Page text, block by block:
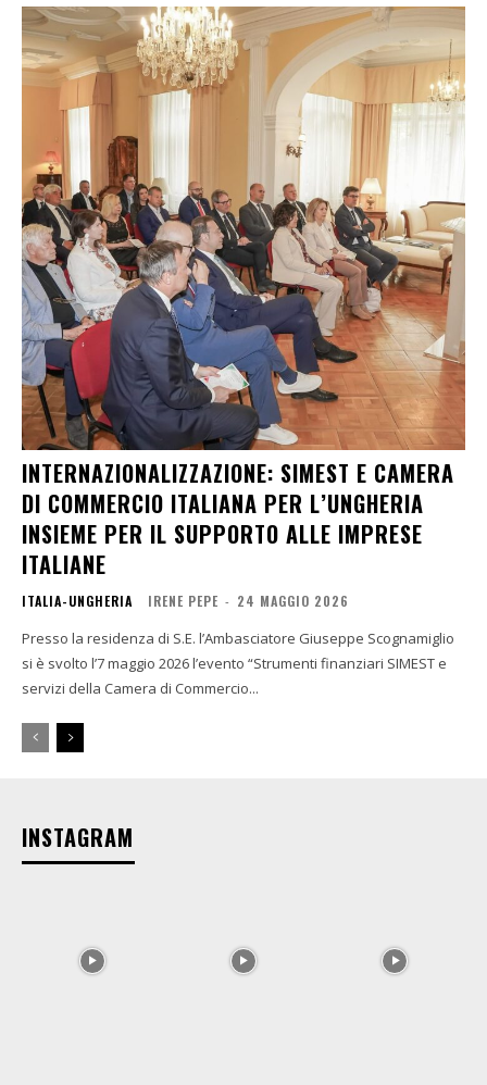
INTERNAZIONALIZZAZIONE: SIMEST E CAMERA
DI COMMERCIO ITALIANA PER L’UNGHERIA
INSIEME PER IL SUPPORTO ALLE IMPRESE
ITALIANE
ITALIA-UNGHERIA IRENE PEPE - 24 MAGGIO 2026
Presso la residenza di S.E. l’Ambasciatore Giuseppe Scognamiglio
si è svolto l’7 maggio 2026 l’evento “Strumenti finanziari SIMEST e
servizi della Camera di Commercio...
INSTAGRAM